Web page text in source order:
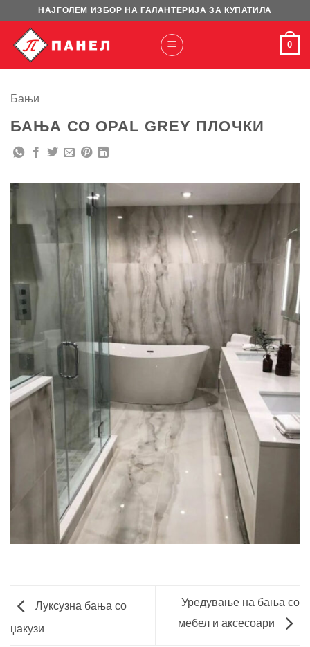
content
НАЈГОЛЕМ ИЗБОР НА ГАЛАНТЕРИЈА ЗА КУПАТИЛА
0
Бањи
БАЊА СО OPAL GREY ПЛОЧКИ
Луксузна бања со
џакузи
Уредување на бања со
мебел и аксесоари